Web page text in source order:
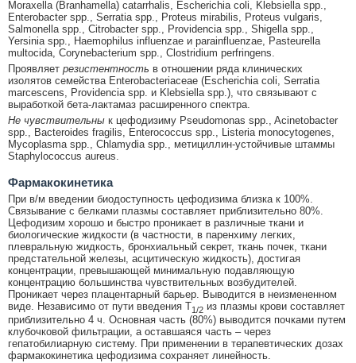
Moraxella (Branhamella) catarrhalis, Escherichia coli, Klebsiella spp.,
Enterobacter spp., Serratia spp., Proteus mirabilis, Proteus vulgaris,
Salmonella spp., Citrobacter spp., Providencia spp., Shigella spp.,
Yersinia spp., Haemophilus influenzae и parainfluenzae, Pasteurella
multocida, Corynebacterium spp., Clostridium perfringens.
Проявляет резистентность в отношении ряда клинических
изолятов семейства Enterobacteriaceae (Escherichia coli, Serratia
marcescens, Providencia spp. и Klebsiella spp.), что связывают с
выработкой бета-лактамаз расширенного спектра.
Не чувствительны к цефодизиму Pseudomonas spp., Acinetobacter
spp., Bacteroides fragilis, Enterococcus spp., Listeria monocytogenes,
Mycoplasma spp., Chlamydia spp., метициллин-устойчивые штаммы
Staphylococcus aureus.
Фармакокинетика
При в/м введении биодоступность цефодизима близка к 100%.
Связывание с белками плазмы составляет приблизительно 80%.
Цефодизим хорошо и быстро проникает в различные ткани и
биологические жидкости (в частности, в паренхиму легких,
плевральную жидкость, бронхиальный секрет, ткань почек, ткани
предстательной железы, асцитическую жидкость), достигая
концентрации, превышающей минимальную подавляющую
концентрацию большинства чувствительных возбудителей.
Проникает через плацентарный барьер. Выводится в неизмененном
виде. Независимо от пути введения T1/2 из плазмы крови составляет
приблизительно 4 ч. Основная часть (80%) выводится почками путем
клубочковой фильтрации, а оставшаяся часть – через
гепатобилиарную систему. При применении в терапевтических дозах
фармакокинетика цефодизима сохраняет линейность.